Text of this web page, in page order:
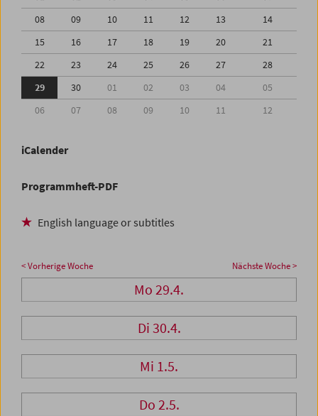
08
09 10 11 12 13
14
15
16 17 18 19 20
21
22
23 24 25 26 27
28
29
30 01 02 03 04
05
06
07 08 09 10 11 12
iCalender
Programmheft-PDF
English language or subtitles
< Vorherige Woche Nächste Woche >
Mo 29.4.
Di 30.4.
Mi 1.5.
Do 2.5.